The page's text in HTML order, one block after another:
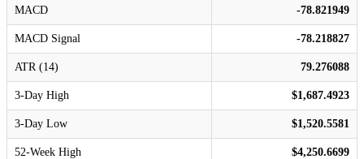
MACD -78.821949
MACD Signal -78.218827
ATR (14) 79.276088
3-Day High $1,687.4923
3-Day Low $1,520.5581
52-Week High $4,250.6699